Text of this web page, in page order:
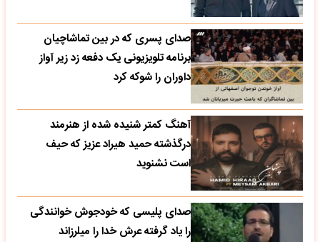
صدای پسری که در بین تماشاچیان
برنامه تلویزیونی یک دفعه زد زیر آواز
داوران را شوکه کرد
آهنگ کمتر شنیده شده از هنرمند
درگذشته حمید هیراد عزیز که حیف
است نشنوید
صدای پلیسی که خودجوش خوانندگی
را یاد گرفته عرش خدا را میلرزاند